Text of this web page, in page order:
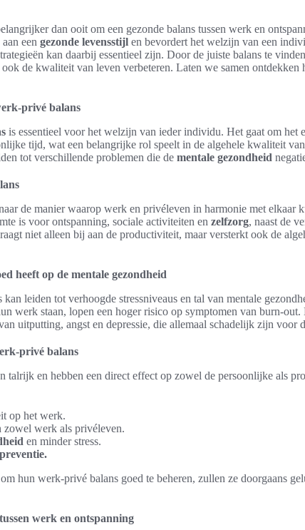
dan ooit om een gezonde balans tussen werk en
een gezonde levensstijl en bevordert het welzijn van een
kan daarbij essentieel zijn. Door de juiste balans te
de kwaliteit van leven verbeteren. Laten we samen ontdekken
privé balans
is essentieel voor het welzijn van ieder individu. Het gaat om het
tijd, wat een belangrijke rol speelt in de algehele kwaliteit
tot verschillende problemen die de mentale gezondheid
de manier waarop werk en privéleven in harmonie met elkaar
is voor ontspanning, sociale activiteiten en zelfzorg, naast de
niet alleen bij aan de productiviteit, maar versterkt ook de
heeft op de mentale gezondheid
leiden tot verhoogde stressniveaus en tal van mentale
werk staan, lopen een hoger risico op symptomen van burn-
uitputting, angst en depressie, die allemaal schadelijk zijn voor
privé balans
talrijk en hebben een direct effect op zowel de persoonlijke als
op het werk.
zowel werk als privéleven.
en minder stress.
hun werk-privé balans goed te beheren, zullen ze doorgaans
werk en ontspanning